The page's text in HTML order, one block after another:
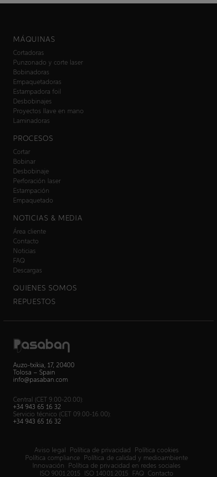
MÁQUINAS
Cortadoras
Punzonado y corte laser
Bobinadoras
Empaquetadoras
Estampadora foil
Desbobinajes
Proyectos llave en mano
Laminadoras
PROCESOS
Cortar
Bobinar
Desbobinaje
Perforación laser
Estampación
Empaquetado
NOTICIAS & MEDIA
Área cliente
Contacto
Noticias
FAQ
Descargas
QUIENES SOMOS
REPUESTOS
Auzo-txikia, 17, 20400
Tolosa – Spain
info@pasaban.com
Central (CET 9.00-20.00):
+34 943 65 16 32
Servicio técnico (CET 09.00-16.00):
+34 943 65 16 32
Aviso legal Política de privacidad
Política cookies
Política compliance Política de calidad y medioambiente
Innovación
Política de privacidad en redes sociales
ISO 9001:2015
ISO 14001:2015 FAQ Contacto